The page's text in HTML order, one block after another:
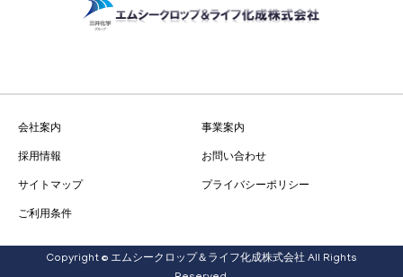
会社案内 事業案内
採用情報 お問い合わせ
サイトマップ プライバシーポリシー
ご利用条件
Copyright © エムシークロップ＆ライフ化成株式会社 All Rights